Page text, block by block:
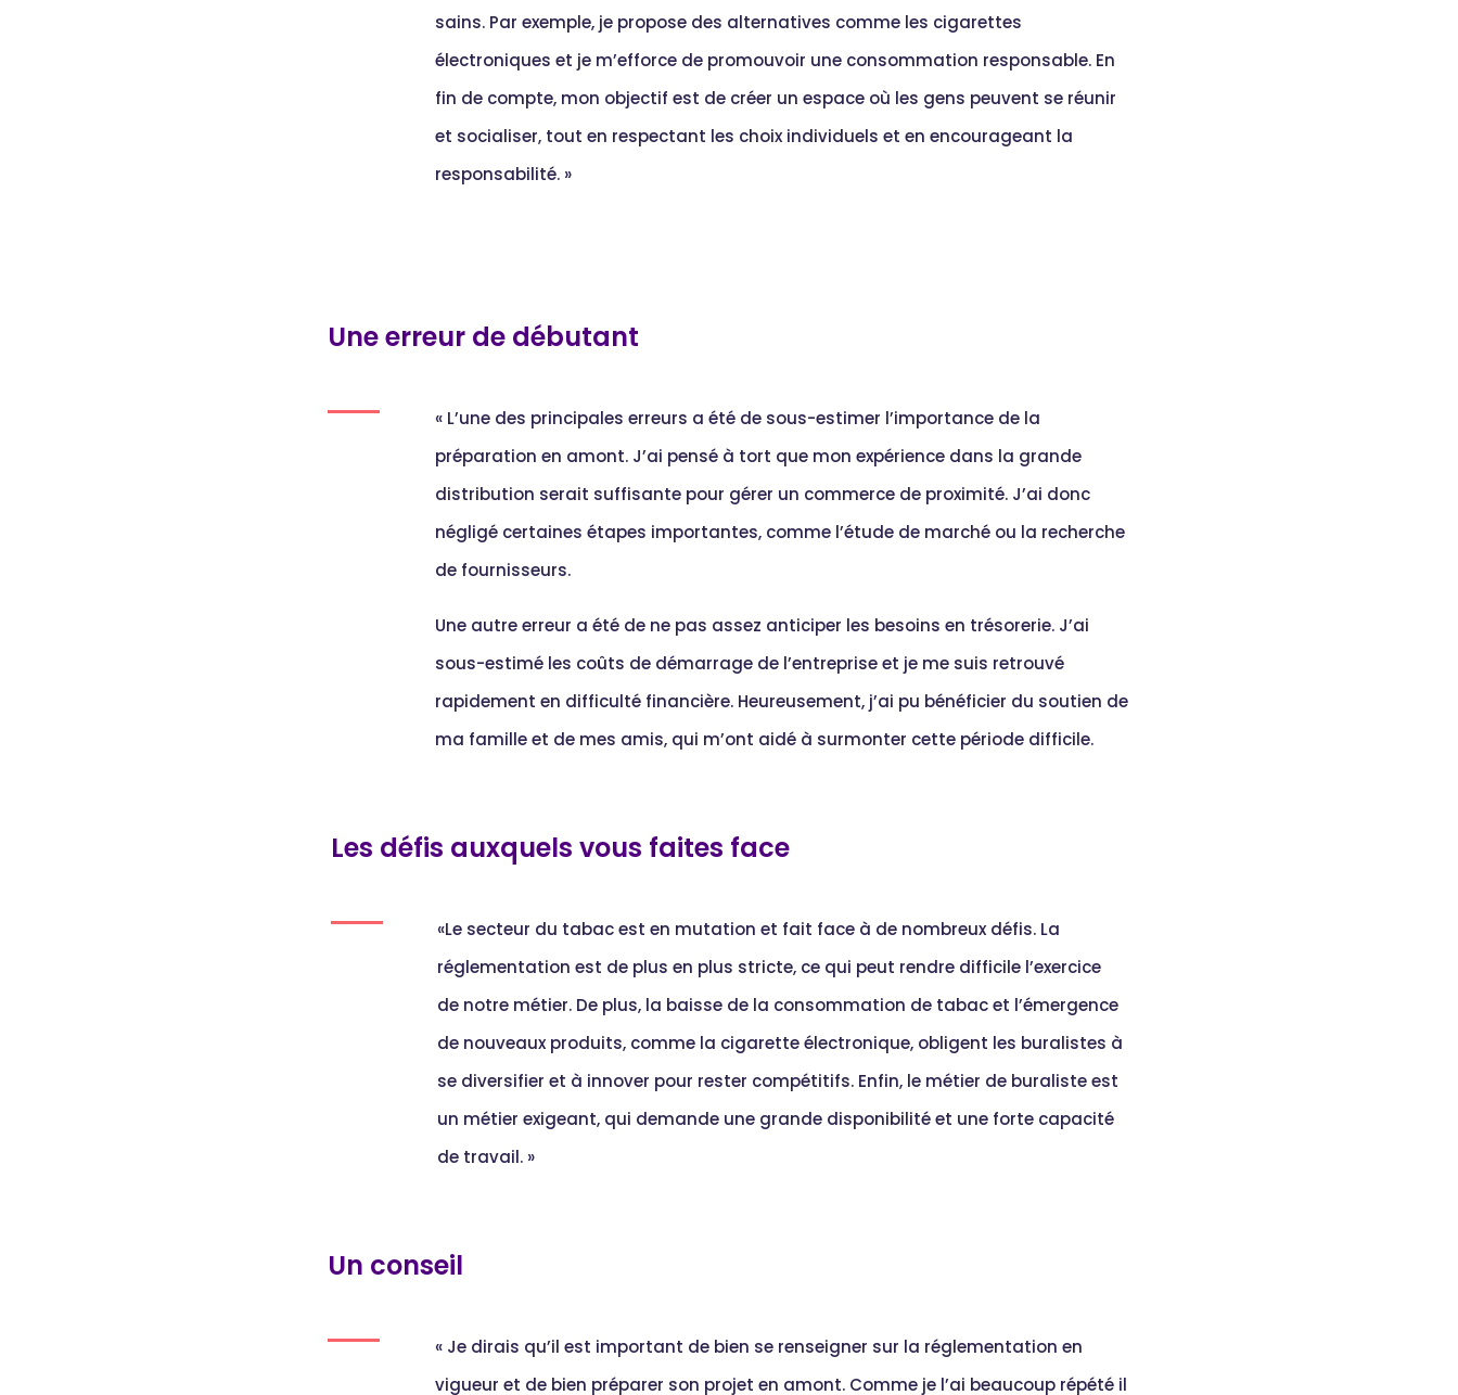
sains. Par exemple, je propose des alternatives comme les cigarettes
électroniques et je m’efforce de promouvoir une consommation responsable. En
fin de compte, mon objectif est de créer un espace où les gens peuvent se réunir
et socialiser, tout en respectant les choix individuels et en encourageant la
responsabilité. »
Une erreur de débutant
« L’une des principales erreurs a été de sous-estimer l’importance de la
préparation en amont. J’ai pensé à tort que mon expérience dans la grande
distribution serait suffisante pour gérer un commerce de proximité. J’ai donc
négligé certaines étapes importantes, comme l’étude de marché ou la recherche
de fournisseurs.
Une autre erreur a été de ne pas assez anticiper les besoins en trésorerie. J’ai
sous-estimé les coûts de démarrage de l’entreprise et je me suis retrouvé
rapidement en difficulté financière. Heureusement, j’ai pu bénéficier du soutien de
ma famille et de mes amis, qui m’ont aidé à surmonter cette période difficile.
Les défis auxquels vous faites face
«Le secteur du tabac est en mutation et fait face à de nombreux défis. La
réglementation est de plus en plus stricte, ce qui peut rendre difficile l’exercice
de notre métier. De plus, la baisse de la consommation de tabac et l’émergence
de nouveaux produits, comme la cigarette électronique, obligent les buralistes à
se diversifier et à innover pour rester compétitifs. Enfin, le métier de buraliste est
un métier exigeant, qui demande une grande disponibilité et une forte capacité
de travail. »
Un conseil
« Je dirais qu’il est important de bien se renseigner sur la réglementation en
vigueur et de bien préparer son projet en amont. Comme je l’ai beaucoup répété il